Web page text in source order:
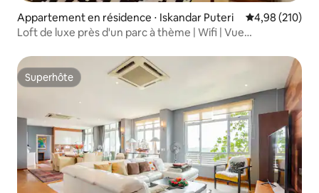
Appartement en résidence ⋅ Iskandar Puteri Évaluation
4,98 (210)
Loft de luxe près d'un parc à thème | Wifi | Vue
Superhôte
Superhôte